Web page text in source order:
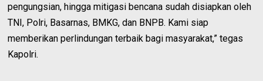
pengungsian, hingga mitigasi bencana sudah disiapkan oleh
TNI, Polri, Basarnas, BMKG, dan BNPB. Kami siap
memberikan perlindungan terbaik bagi masyarakat,” tegas
Kapolri.